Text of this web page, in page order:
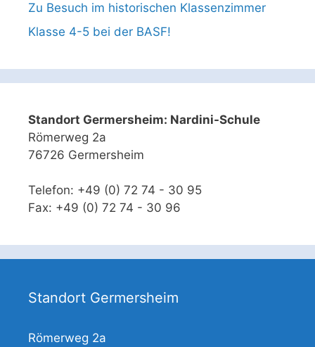
Zu Besuch im historischen Klassenzimmer
Klasse 4-5 bei der BASF!
Standort Germersheim: Nardini-Schule
Römerweg 2a
76726 Germersheim
Telefon: +49 (0) 72 74 - 30 95
Fax: +49 (0) 72 74 - 30 96
Standort Germersheim
Römerweg 2a